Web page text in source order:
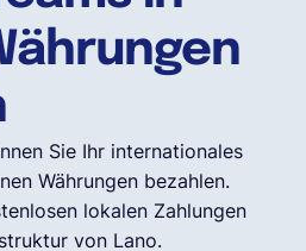
Sie Ihr internationales
Währungen bezahlen.
lokalen Zahlungen
von Lano.